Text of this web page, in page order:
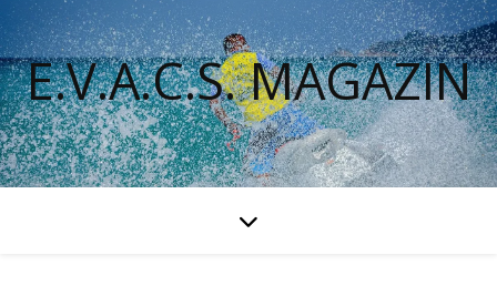
E.V.A.C.S. MAGAZIN